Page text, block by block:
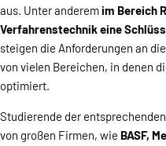
aus. Unter anderemim Bereich
Verfahrenstechnik eine
steigen die Anforderungen an
von vielen Bereichen, in denen
optimiert.
Studierende der
von großen Firmen, wie BASF,